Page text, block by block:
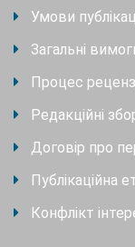
Умови
Загальні
Процес
Редакційні
Договір про
Публікаційна
Конфлікт